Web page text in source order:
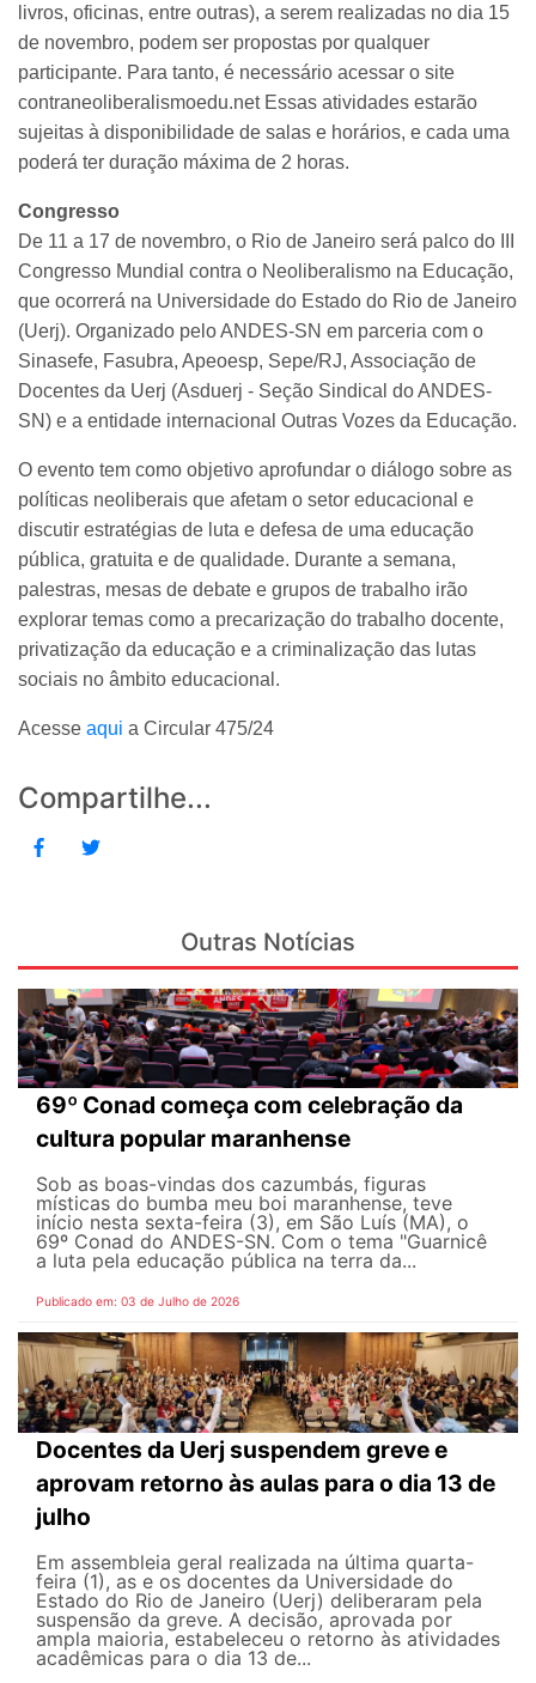
livros, oficinas, entre outras), a serem realizadas no dia 15
de novembro, podem ser propostas por qualquer
participante. Para tanto, é necessário acessar o site
contraneoliberalismoedu.net Essas atividades estarão
sujeitas à disponibilidade de salas e horários, e cada uma
poderá ter duração máxima de 2 horas.
Congresso
De 11 a 17 de novembro, o Rio de Janeiro será palco do III
Congresso Mundial contra o Neoliberalismo na Educação,
que ocorrerá na Universidade do Estado do Rio de Janeiro
(Uerj). Organizado pelo ANDES-SN em parceria com o
Sinasefe, Fasubra, Apeoesp, Sepe/RJ, Associação de
Docentes da Uerj (Asduerj - Seção Sindical do ANDES-
SN) e a entidade internacional Outras Vozes da Educação.
O evento tem como objetivo aprofundar o diálogo sobre as
políticas neoliberais que afetam o setor educacional e
discutir estratégias de luta e defesa de uma educação
pública, gratuita e de qualidade. Durante a semana,
palestras, mesas de debate e grupos de trabalho irão
explorar temas como a precarização do trabalho docente,
privatização da educação e a criminalização das lutas
sociais no âmbito educacional.
Acesse aqui a Circular 475/24
Compartilhe...
Outras Notícias
69º Conad começa com celebração da
cultura popular maranhense
Sob as boas-vindas dos cazumbás, figuras
místicas do bumba meu boi maranhense, teve
início nesta sexta-feira (3), em São Luís (MA), o
69º Conad do ANDES-SN. Com o tema "Guarnicê
a luta pela educação pública na terra da...
Publicado em: 03 de Julho de 2026
Docentes da Uerj suspendem greve e
aprovam retorno às aulas para o dia 13 de
julho
Em assembleia geral realizada na última quarta-
feira (1), as e os docentes da Universidade do
Estado do Rio de Janeiro (Uerj) deliberaram pela
suspensão da greve. A decisão, aprovada por
ampla maioria, estabeleceu o retorno às atividades
acadêmicas para o dia 13 de...